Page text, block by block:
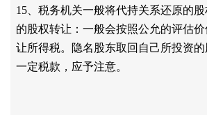
15、税务机关一般将代持关系还原的
的股权转让：一般会按照公允的评估
让所得税。隐名股东取回自己所投资
一定税款，应予注意。